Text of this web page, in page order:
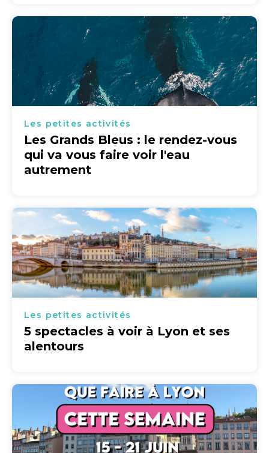
Les petites activités
Les Grands Bleus : le rendez-vous
qui va vous faire voir l'eau
autrement
Les petites activités
5 spectacles à voir à Lyon et ses
alentours